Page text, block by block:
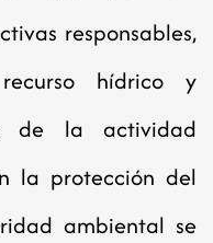
responsables,
hídrico y
de la actividad
la protección del
ambiental se